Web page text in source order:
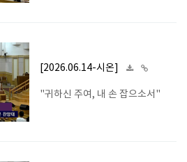
[2026.06.14-시온]
"귀하신 주여, 내 손 잡으소서"